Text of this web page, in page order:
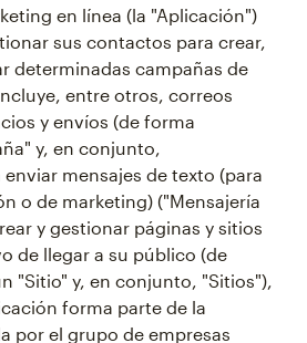
en línea (la "Aplicación")
sus contactos para crear,
determinadas campañas de
entre otros, correos
y envíos (de forma
y, en conjunto,
mensajes de texto (para
o de marketing) ("Mensajería
y gestionar páginas y sitios
de llegar a su público (de
"Sitio" y, en conjunto, "Sitios"),
forma parte de la
por el grupo de empresas